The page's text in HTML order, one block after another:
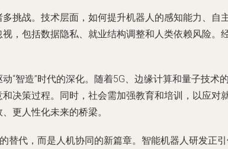
挑战。技术层面，如何提升机器人的感知能力、
，包括数据隐私、就业结构调整和人类依赖风险
“智造”时代的深化。随着5G、边缘计算和量子技
决策过程。同时，社会需加强教育和培训，以应
更人性化未来的桥梁。
替代，而是人机协同的新篇章。智能机器人研发正